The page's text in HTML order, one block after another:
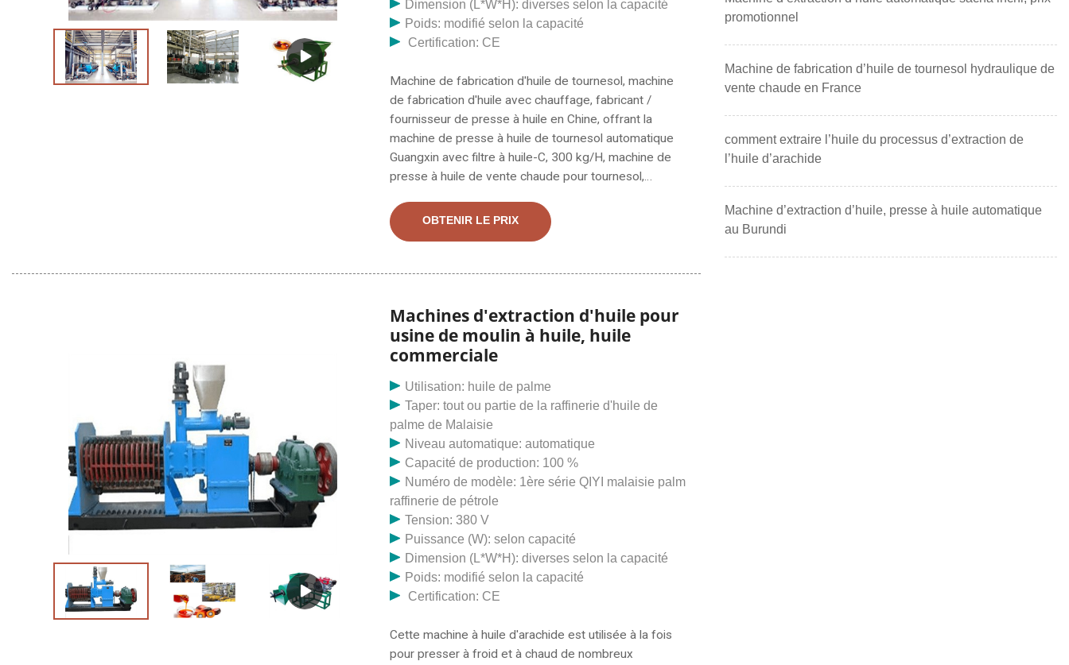
Dimension (L*W*H): diverses selon la capacité
Poids: modifié selon la capacité
Certification: CE
Machine de fabrication d'huile de tournesol, machine
de fabrication d'huile avec chauffage, fabricant /
fournisseur de presse à huile en Chine, offrant la
machine de presse à huile de tournesol automatique
Guangxin avec filtre à huile-C, 300 kg/H, machine de
presse à huile de vente chaude pour tournesol,
de graines végétales, petit moulin à huile de tournesol,
de moutarde de noix de coco, etc. Les paramètres
envoyés à votre e-mail. Vous pouvez également avoir
d’arachide. Notre presse à huile automatique peut
également être utilisée pour extraire l’huile de palme,
mais le rendement en huile est relativement faible.
professionnelle pour l'huile de palme.
OBTENIR LE PRIX
Machines d'extraction d'huile pour
usine de moulin à huile, huile
commerciale
Utilisation: huile de palme
Taper: tout ou partie de la raffinerie d'huile de
palme de Malaisie
Niveau automatique: automatique
Capacité de production: 100 %
Numéro de modèle: 1ère série QIYI malaisie palm
raffinerie de pétrole
Tension: 380 V
Puissance (W): selon capacité
Dimension (L*W*H): diverses selon la capacité
Poids: modifié selon la capacité
Certification: CE
Cette machine à huile d'arachide est utilisée à la fois
pour presser à froid et à chaud de nombreux
promotionnel
Machine de fabrication d’huile de tournesol hydraulique de
vente chaude en France
comment extraire l’huile du processus d’extraction de
l’huile d’arachide
Machine d’extraction d’huile, presse à huile automatique
au Burundi